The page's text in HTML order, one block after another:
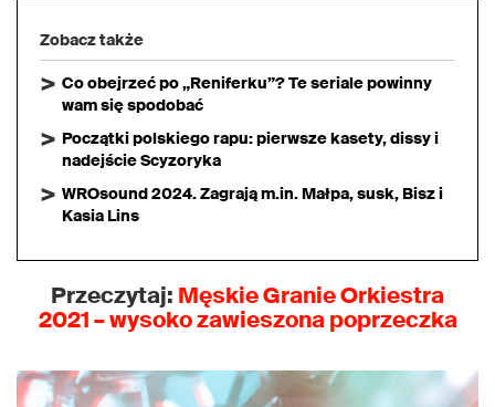
Zobacz także
Co obejrzeć po „Reniferku”? Te seriale powinny
wam się spodobać
Początki polskiego rapu: pierwsze kasety, dissy i
nadejście Scyzoryka
WROsound 2024. Zagrają m.in. Małpa, susk, Bisz i
Kasia Lins
Przeczytaj: Męskie Granie Orkiestra
2021– wysoko zawieszona poprzeczka